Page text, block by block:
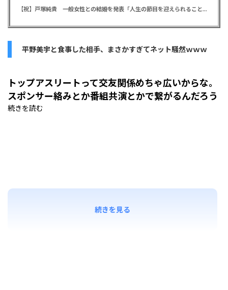
【祝】戸塚純貴 一般女性との結婚を発表「人生の節目を迎えられること、心より感謝しております」
平野美宇と食事した相手、まさかすぎてネット騒然ｗｗｗ
トップアスリートって交友関係めちゃ広いからな。
スポンサー絡みとか番組共演とかで繋がるんだろう
続きを読む
続きを見る